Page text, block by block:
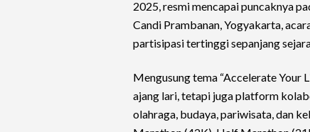
2025, resmi mencapai puncaknya
Candi Prambanan, Yogyakarta,
partisipasi tertinggi sepanjang
Mengusung tema “Accelerate Your
ajang lari, tetapi juga platform
olahraga, budaya, pariwisata, dan